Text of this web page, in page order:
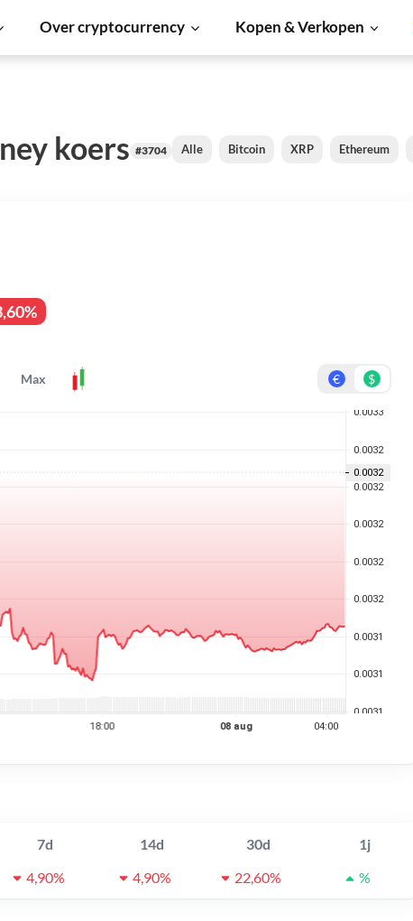
Over cryptocurrency Kopen & Verkopen
koers #3704 Alle Bitcoin XRP Ethereum
Max € $
7d 14d 30d
1j
4,90% 4,90% 22,60% %